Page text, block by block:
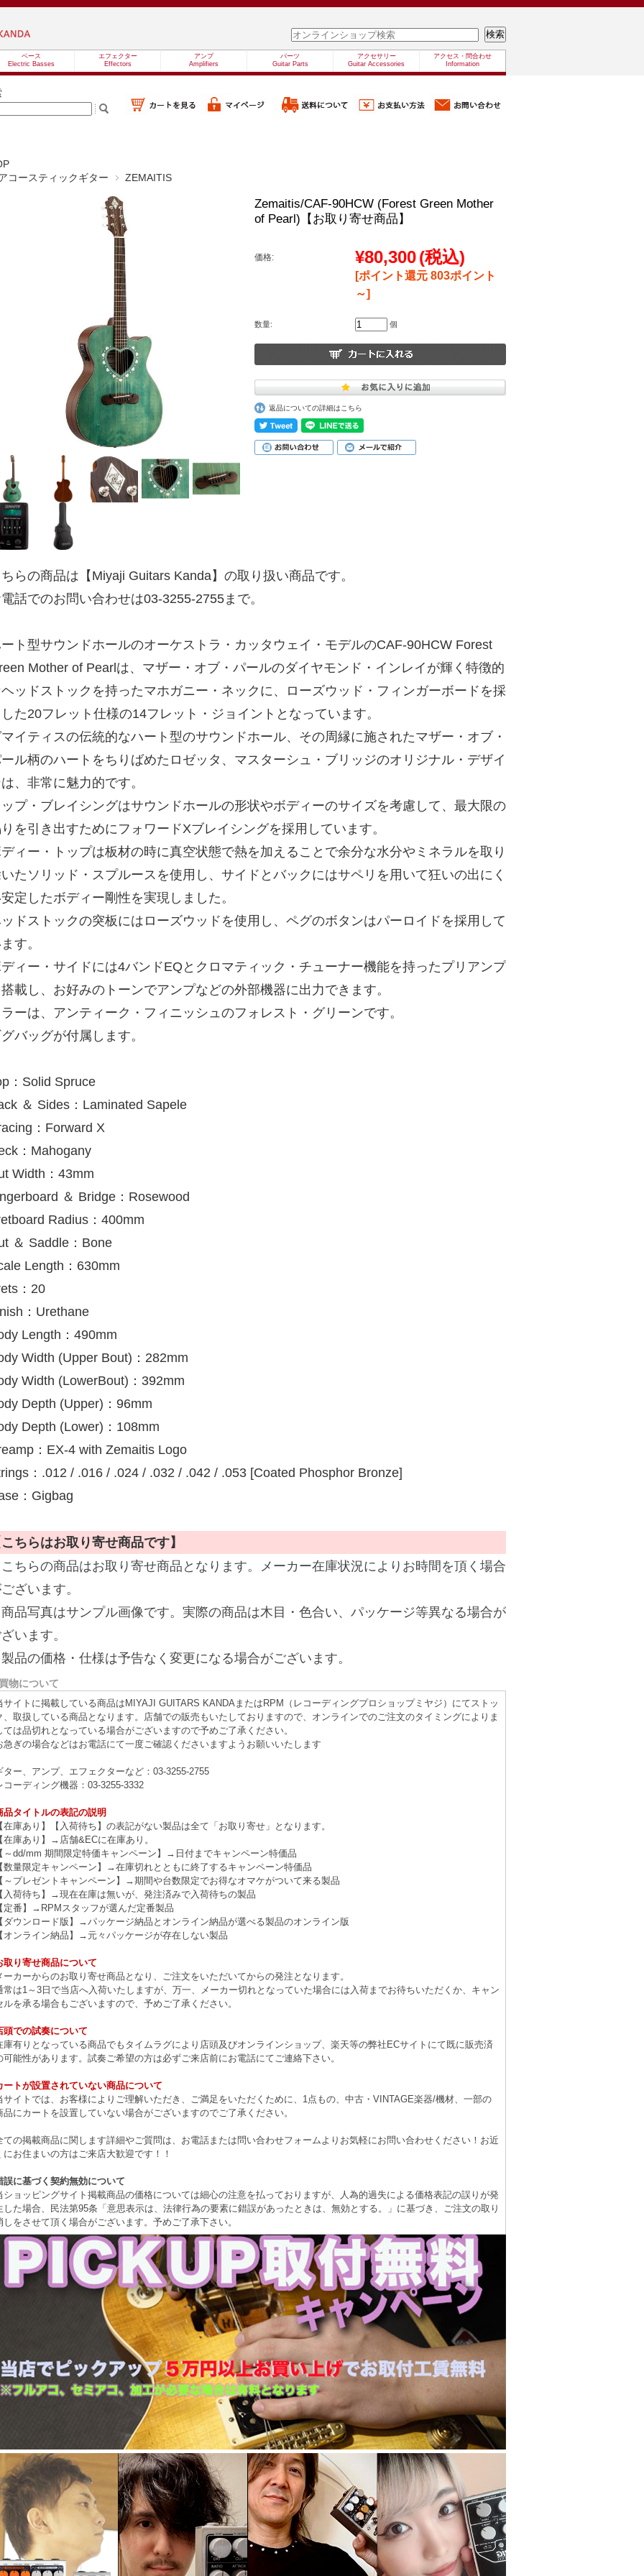
ベース
Electric Basses
エフェクター
Effectors
アンプ
Amplifiers
パーツ
Guitar Parts
アクセサリー
Guitar Accessories
アクセス・問合わせ
Information
コースティックギター
ZEMAITIS
Zemaitis/CAF-90HCW (Forest Green Mother
of Pearl)【お取り寄せ商品】
価格: ¥80,300(税込)
[ポイント還元 803ポイント
～]
数量: 個
返品についての詳細はこちら
らの商品は【Miyaji Guitars Kanda】の取り扱い商品です。
話でのお問い合わせは03-3255-2755まで。
ト型サウンドホールのオーケストラ・カッタウェイ・モデルのCAF-90HCW Forest
Mother of Pearlは、マザー・オブ・パールのダイヤモンド・インレイが輝く特徴的
ッドストックを持ったマホガニー・ネックに、ローズウッド・フィンガーボードを採
た20フレット仕様の14フレット・ジョイントとなっています。
イティスの伝統的なハート型のサウンドホール、その周縁に施されたマザー・オブ・
ル柄のハートをちりばめたロゼッタ、マスターシュ・ブリッジのオリジナル・デザイ
、非常に魅力的です。
プ・ブレイシングはサウンドホールの形状やボディーのサイズを考慮して、最大限の
を引き出すためにフォワードXブレイシングを採用しています。
ィー・トップは板材の時に真空状態で熱を加えることで余分な水分やミネラルを取り
たソリッド・スプルースを使用し、サイドとバックにはサペリを用いて狂いの出にく
定したボディー剛性を実現しました。
ドストックの突板にはローズウッドを使用し、ペグのボタンはパーロイドを採用して
す。
ィー・サイドには4バンドEQとクロマティック・チューナー機能を持ったプリアンプ
載し、お好みのトーンでアンプなどの外部機器に出力できます。
ーは、アンティーク・フィニッシュのフォレスト・グリーンです。
バッグが付属します。
：Solid Spruce
＆ Sides：Laminated Sapele
：Forward X
：Mahogany
Width：43mm
＆ Bridge：Rosewood
Radius：400mm
＆ Saddle：Bone
Length：630mm
：20
：Urethane
Length：490mm
Width (Upper Bout)：282mm
Width (LowerBout)：392mm
Depth (Upper)：96mm
Depth (Lower)：108mm
：EX-4 with Zemaitis Logo
：.012 / .016 / .024 / .032 / .042 / .053 [Coated Phosphor Bronze]
：Gigbag
ちらはお取り寄せ商品です】
ちらの商品はお取り寄せ商品となります。メーカー在庫状況によりお時間を頂く場合
ざいます。
品写真はサンプル画像です。実際の商品は木目・色合い、パッケージ等異なる場合が
います。
品の価格・仕様は予告なく変更になる場合がございます。
物について
サイトに掲載している商品はMIYAJI GUITARS KANDAまたはRPM（レコーディングプロショップミヤジ）にてストッ
、取扱している商品となります。店舗での販売もいたしておりますので、オンラインでのご注文のタイミングによりま
ては品切れとなっている場合がございますので予めご了承ください。
急ぎの場合などはお電話にて一度ご確認くださいますようお願いいたします
ター、アンプ、エフェクターなど：03-3255-2755
コーディング機器：03-3255-3332
品タイトルの表記の説明
在庫あり】【入荷待ち】の表記がない製品は全て「お取り寄せ」となります。
在庫あり】→店舗&ECに在庫あり。
～dd/mm 期間限定特価キャンペーン】→日付までキャンペーン特価品
数量限定キャンペーン】→在庫切れとともに終了するキャンペーン特価品
～プレゼントキャンペーン】→期間や台数限定でお得なオマケがついて来る製品
入荷待ち】→現在在庫は無いが、発注済みで入荷待ちの製品
定番】→RPMスタッフが選んだ定番製品
ダウンロード版】→パッケージ納品とオンライン納品が選べる製品のオンライン版
オンライン納品】→元々パッケージが存在しない製品
取り寄せ商品について
ーカーからのお取り寄せ商品となり、ご注文をいただいてからの発注となります。
常は1～3日で当店へ入荷いたしますが、万一、メーカー切れとなっていた場合には入荷までお待ちいただくか、キャン
ルを承る場合もございますので、予めご了承ください。
頭での試奏について
庫有りとなっている商品でもタイムラグにより店頭及びオンラインショップ、楽天等の弊社ECサイトにて既に販売済
可能性があります。試奏ご希望の方は必ずご来店前にお電話にてご連絡下さい。
ートが設置されていない商品について
サイトでは、お客様によりご理解いただき、ご満足をいただくために、1点もの、中古・VINTAGE楽器/機材、一部の
品にカートを設置していない場合がございますのでご了承ください。
ての掲載商品に関します詳細やご質問は、お電話または問い合わせフォームよりお気軽にお問い合わせください！お近
にお住まいの方はご来店大歓迎です！！
誤に基づく契約無効について
ショッピングサイト掲載商品の価格については細心の注意を払っておりますが、人為的過失による価格表記の誤りが発
した場合、民法第95条「意思表示は、法律行為の要素に錯誤があったときは、無効とする。」に基づき、ご注文の取り
しをさせて頂く場合がございます。予めご了承下さい。